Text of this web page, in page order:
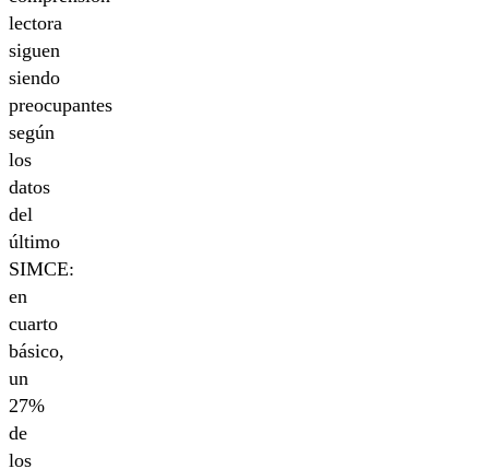
lectora
siguen
siendo
preocupantes
según
los
datos
del
último
SIMCE:
en
cuarto
básico,
un
27%
de
los